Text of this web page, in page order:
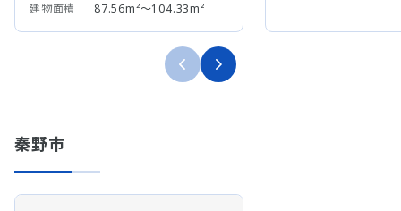
建物面積
87.56m²～104.33m²
秦野市